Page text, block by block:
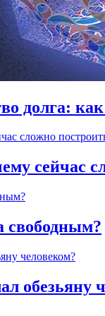
долга:
сейчас
свободным?
обезьяну